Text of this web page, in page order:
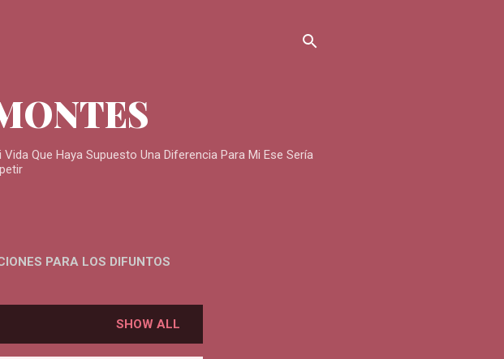
Que Haya Supuesto Una Diferencia Para Mi Ese Sería
PARA LOS DIFUNTOS
SHOW ALL